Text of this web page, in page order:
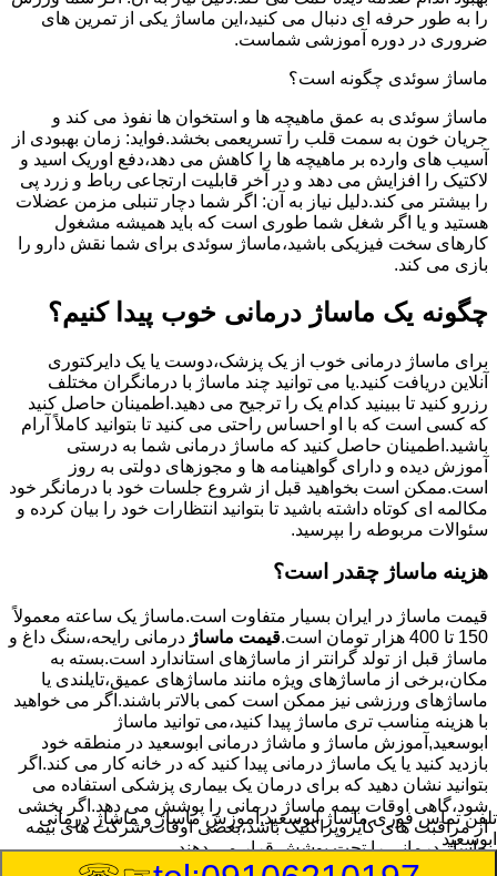
را به طور حرفه ای دنبال می کنید،این ماساژ یکی از تمرین های
ضروری در دوره آموزشی شماست.
ماساژ سوئدی چگونه است؟
ماساژ سوئدی به عمق ماهیچه ها و استخوان ها نفوذ می کند و
جریان خون به سمت قلب را تسریعمی بخشد.فواید: زمان بهبودی از
آسیب های وارده بر ماهیچه ها را کاهش می دهد،دفع اوریک اسید و
لاکتیک را افزایش می دهد و در آخر قابلیت ارتجاعی رباط و زرد پی
را بیشتر می کند.دلیل نیاز به آن: اگر شما دچار تنبلی مزمن عضلات
هستید و یا اگر شغل شما طوری است که باید همیشه مشغول
کارهای سخت فیزیکی باشید،ماساژ سوئدی برای شما نقش دارو را
بازی می کند.
چگونه یک ماساژ درمانی خوب پیدا کنیم؟
برای ماساژ درمانی خوب از یک پزشک،دوست یا یک دایرکتوری
آنلاین دریافت کنید.یا می توانید چند ماساژ با درمانگران مختلف
رزرو کنید تا ببینید کدام یک را ترجیح می دهید.اطمینان حاصل کنید
که کسی است که با او احساس راحتی می کنید تا بتوانید کاملاً آرام
باشید.اطمینان حاصل کنید که ماساژ درمانی شما به درستی
آموزش دیده و دارای گواهینامه ها و مجوزهای دولتی به روز
است.ممکن است بخواهید قبل از شروع جلسات خود با درمانگر خود
مکالمه ای کوتاه داشته باشید تا بتوانید انتظارات خود را بیان کرده و
سئوالات مربوطه را بپرسید.
هزینه ماساژ چقدر است؟
قیمت ماساژ در ایران بسیار متفاوت است.ماساژ یک ساعته معمولاً
150 تا 400 هزار تومان است.
قیمت ماساژ درمانی رایحه،سنگ داغ و
ماساژ قبل از تولد گرانتر از ماساژهای استاندارد است.بسته به
مکان،برخی از ماساژهای ویژه مانند ماساژهای عمیق،تایلندی یا
ماساژهای ورزشی نیز ممکن است کمی بالاتر باشند.اگر می خواهید
با هزینه مناسب تری ماساژ پیدا کنید،می توانید ماساژ
ابوسعید,آموزش ماساژ و ماشاژ درمانی ابوسعید در منطقه خود
بازدید کنید یا یک ماساژ درمانی پیدا کنید که در خانه کار می کند.اگر
بتوانید نشان دهید که برای درمان یک بیماری پزشکی استفاده می
شود،گاهی اوقات بیمه ماساژ درمانی را پوشش می دهد.اگر بخشی
از مراقبت های کایروپراکتیک باشد،بعضی اوقات شرکت های بیمه
ماساژ درمانی را تحت پوشش قرار می دهند.
تلفن تماس فوریماساژ ابوسعید,آموزش ماساژ و ماشاژ درمانی
ابوسعید